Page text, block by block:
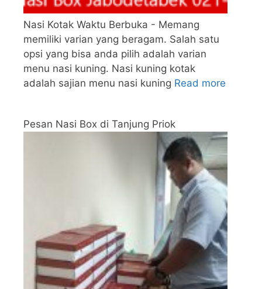
Nasi Kotak Waktu Berbuka - Memang
memiliki varian yang beragam. Salah satu
opsi yang bisa anda pilih adalah varian
menu nasi kuning. Nasi kuning kotak
adalah sajian menu nasi kuning Read more
Pesan Nasi Box di Tanjung Priok